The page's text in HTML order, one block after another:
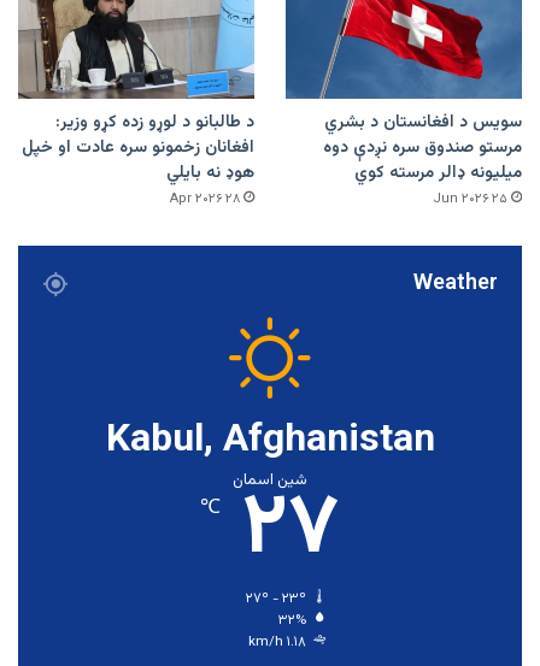
سویس د افغانستان د بشري
مرستو صندوق سره نږدې دوه
میلیونه ډالر مرسته کوي
۲۵ Jun ۲۰۲۶
د طالبانو د لوړو زده کړو وزیر:
افغانان زخمونو سره عادت او خپل
هوډ نه بایلي
۲۸ Apr ۲۰۲۶
Weather
Kabul, Afghanistan
شین اسمان
۲۷ ℃
۳۲%
۱.۱۸ km/h